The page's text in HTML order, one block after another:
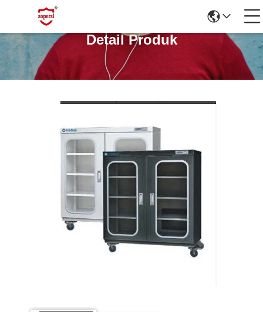
Detail Produk